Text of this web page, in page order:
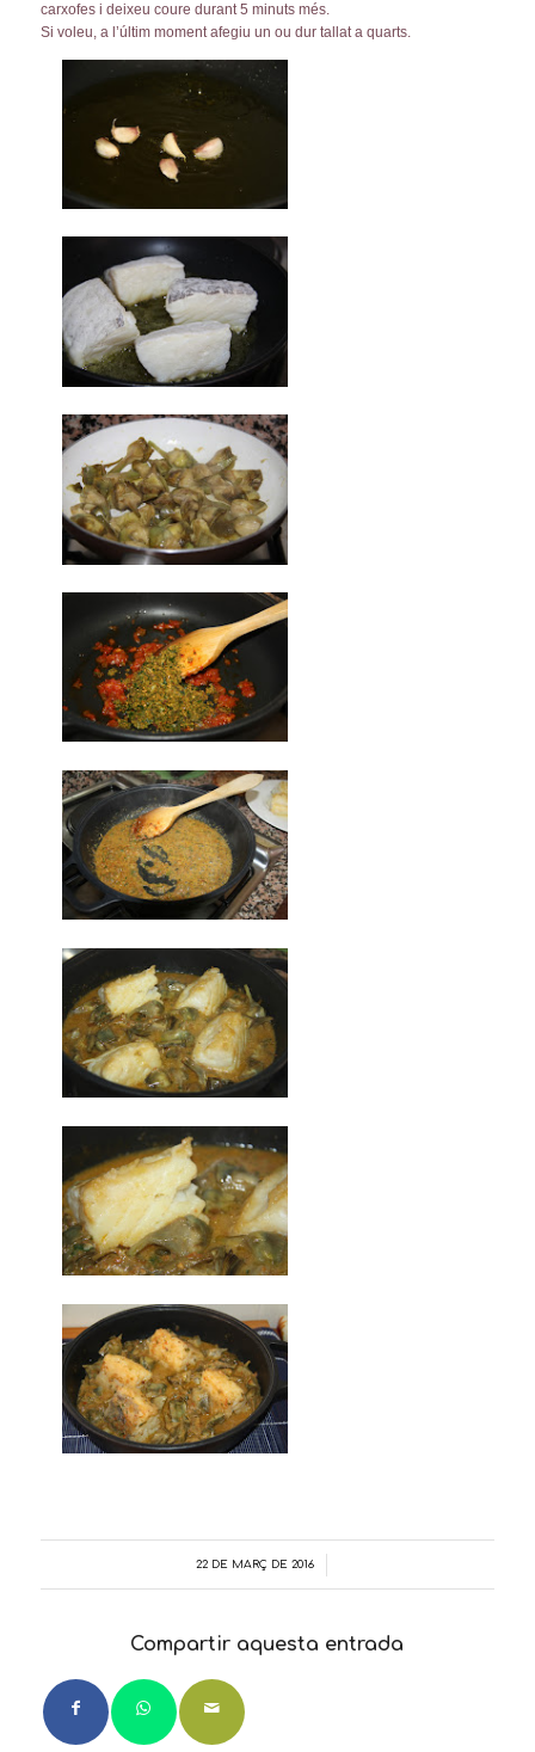
carxofes i deixeu coure durant 5 minuts més.
Si voleu, a l’últim moment afegiu un ou dur tallat a quarts.
22 DE MARÇ DE 2016
/
Compartir aquesta entrada